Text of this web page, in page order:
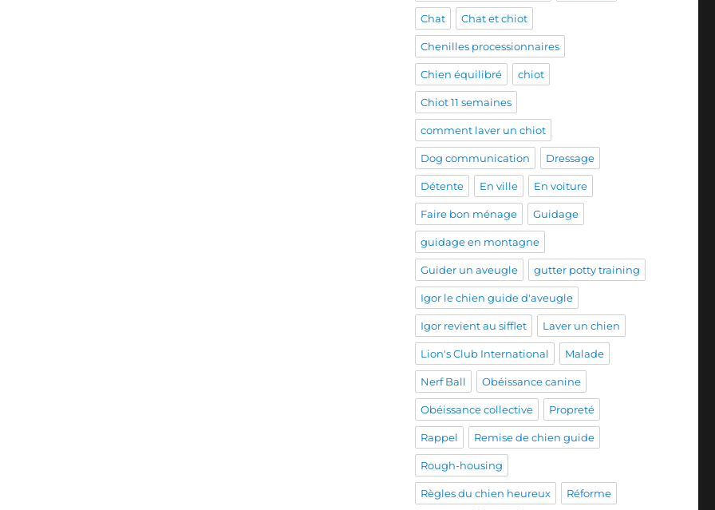
Chat Chat et chiot
Chenilles processionnaires
Chien équilibré chiot
Chiot 11 semaines
comment laver un chiot
Dog communication Dressage
Détente En ville En voiture
Faire bon ménage Guidage
guidage en montagne
Guider un aveugle gutter potty training
Igor le chien guide d'aveugle
Igor revient au sifflet Laver un chien
Lion's Club International Malade
Nerf Ball Obéissance canine
Obéissance collective Propreté
Rappel Remise de chien guide
Rough-housing
Règles du chien heureux Réforme